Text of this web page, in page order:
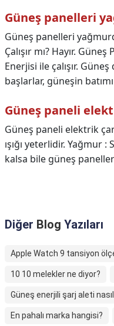
Güneş panelleri
Güneş panelleri
Çalışır mı? Hayır.
Enerjisi ile çalışır.
başlarlar, güneşin
Güneş paneli
Güneş paneli elektrik
ışığı yeterlidir. Yağmur
kalsa bile güneş
Diğer Blog Yazıları
Apple Watch 9 tansiyon
10 10 melekler ne diyor?
Güneş enerjili şarj aleti nasıl
En pahalı marka hangisi?